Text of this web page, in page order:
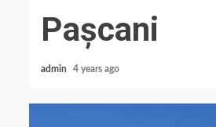
Pașcani
admin 4 years ago